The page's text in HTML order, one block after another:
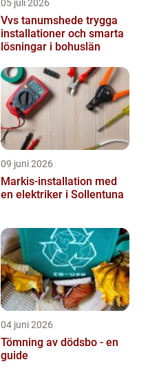
05 juli 2026
Vvs tanumshede trygga
installationer och smarta
lösningar i bohuslän
09 juni 2026
Markis-installation med
en elektriker i Sollentuna
04 juni 2026
Tömning av dödsbo - en
guide